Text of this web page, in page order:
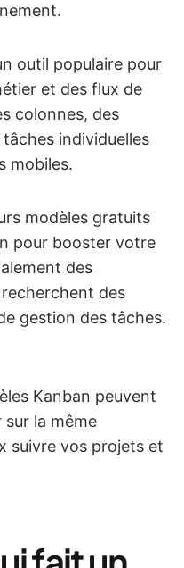
outil populaire pour
et des flux de
colonnes, des
individuelles
mobiles.
modèles gratuits
pour booster votre
des
des
gestion des tâches.
Kanban peuvent
la même
suivre vos projets et